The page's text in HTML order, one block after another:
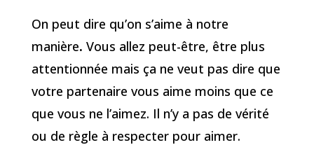
On peut dire qu’on s’aime à notre
manière. Vous allez peut-être, être plus
attentionnée mais ça ne veut pas dire que
votre partenaire vous aime moins que ce
que vous ne l’aimez. Il n’y a pas de vérité
ou de règle à respecter pour aimer.